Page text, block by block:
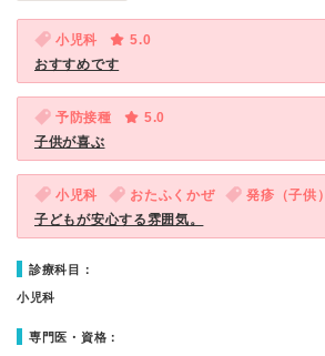
小児科
5.0
おすすめです
予防接種
5.0
子供が喜ぶ
小児科 おたふくかぜ 発疹（子供）
子どもが安心する雰囲気。
診療科目：
小児科
専門医・資格：